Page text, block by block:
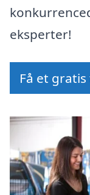
eksperter!
Få et